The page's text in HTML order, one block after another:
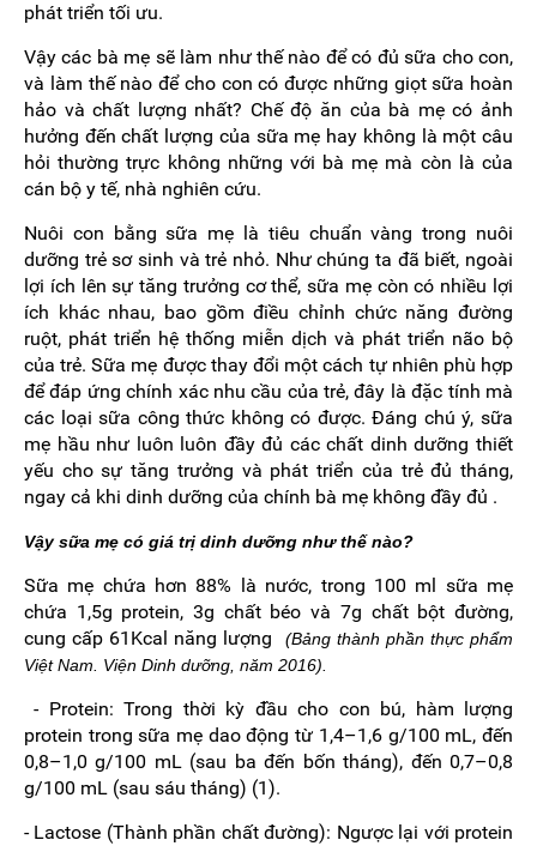
phát triển tối ưu.
Vậy các bà mẹ sẽ làm như thế nào để có đủ sữa cho con,
và làm thế nào để cho con có được những giọt sữa hoàn
hảo và chất lượng nhất? Chế độ ăn của bà mẹ có ảnh
hưởng đến chất lượng của sữa mẹ hay không là một câu
hỏi thường trực không những với bà mẹ mà còn là của
cán bộ y tế, nhà nghiên cứu.
Nuôi con bằng sữa mẹ là tiêu chuẩn vàng trong nuôi
dưỡng trẻ sơ sinh và trẻ nhỏ. Như chúng ta đã biết, ngoài
lợi ích lên sự tăng trưởng cơ thể, sữa mẹ còn có nhiều lợi
ích khác nhau, bao gồm điều chỉnh chức năng đường
ruột, phát triển hệ thống miễn dịch và phát triển não bộ
của trẻ. Sữa mẹ được thay đổi một cách tự nhiên phù hợp
để đáp ứng chính xác nhu cầu của trẻ, đây là đặc tính mà
các loại sữa công thức không có được. Đáng chú ý, sữa
mẹ hầu như luôn luôn đầy đủ các chất dinh dưỡng thiết
yếu cho sự tăng trưởng và phát triển của trẻ đủ tháng,
ngay cả khi dinh dưỡng của chính bà mẹ không đầy đủ .
Vậy sữa mẹ có giá trị dinh dưỡng như thế nào?
Sữa mẹ chứa hơn 88% là nước, trong 100 ml sữa mẹ
chứa 1,5g protein, 3g chất béo và 7g chất bột đường,
cung cấp 61Kcal năng lượng
(Bảng thành phần thực phẩm
Việt Nam. Viện Dinh dưỡng, năm 2016).
- Protein: Trong thời kỳ đầu cho con bú, hàm lượng
protein trong sữa mẹ dao động từ 1,4–1,6 g/100 mL, đến
0,8–1,0 g/100 mL (sau ba đến bốn tháng), đến 0,7–0,8
g/100 mL (sau sáu tháng) (1).
- Lactose (Thành phần chất đường): Ngược lại với protein